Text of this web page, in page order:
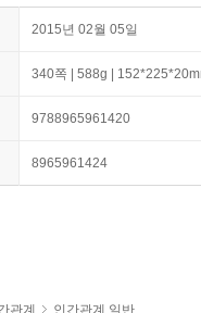
2015년 02월 05일
340쪽 | 588g |
9788965961420
8965961424